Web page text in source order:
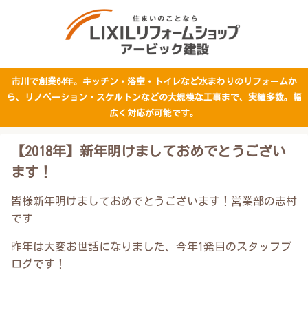
市川で創業64年。キッチン・浴室・トイレなど水まわりのリフォームか
ら、リノベーション・スケルトンなどの大規模な工事まで、実績多数。幅
広く対応が可能です。
【2018年】新年明けましておめでとうござい
ます！
皆様新年明けましておめでとうございます！営業部の志村
です
昨年は大変お世話になりました、今年1発目のスタッフブ
ログです！